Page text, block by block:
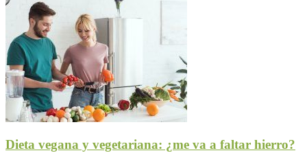
Dieta vegana y vegetariana: ¿me va a faltar hierro?